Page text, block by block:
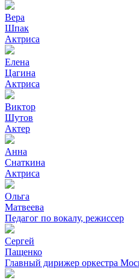
Вера
Шпак
Актриса
Елена
Цагина
Актриса
Виктор
Шутов
Актер
Анна
Снаткина
Актриса
Ольга
Матвеева
Педагог по вокалу, режиссер
Сергей
Пащенко
Главный дирижер оркестра